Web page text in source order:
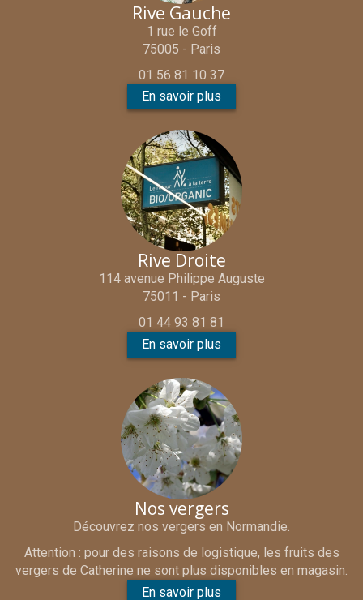
Rive Gauche
1 rue le Goff
75005 - Paris
01 56 81 10 37
En savoir plus
Rive Droite
114 avenue Philippe Auguste
75011 - Paris
01 44 93 81 81
En savoir plus
Nos vergers
Découvrez nos vergers en Normandie.
Attention : pour des raisons de logistique, les fruits des
vergers de Catherine ne sont plus disponibles en magasin.
En savoir plus